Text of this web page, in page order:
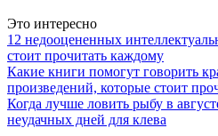
Это интересно
12 недооцененных
стоит прочитать каждому
Какие книги помогут говорить
произведений, которые стоит
Когда лучше ловить рыбу в
неудачных дней для клева